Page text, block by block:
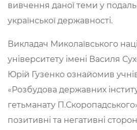
вивчення даної теми у
української державності.
Викладач Миколаївського
університету імені Василя
Юрій Гузенко ознайомив
«Розбудова державних
гетьманату
позитивні та негативні